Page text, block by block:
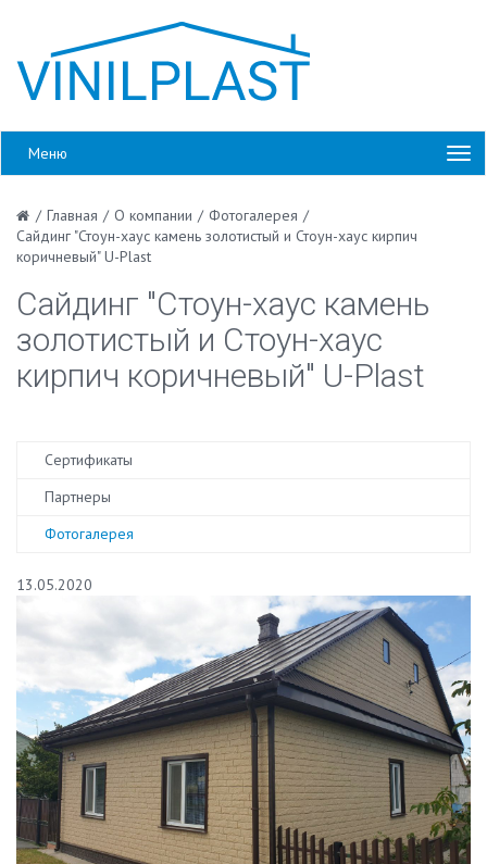
Меню
/ Главная / О компании / Фотогалерея /
Сайдинг "Стоун-хаус камень золотистый и Стоун-хаус кирпич
коричневый" U-Plast
Сайдинг "Стоун-хаус камень
золотистый и Стоун-хаус
кирпич коричневый" U-Plast
Сертификаты
Партнеры
Фотогалерея
13.05.2020